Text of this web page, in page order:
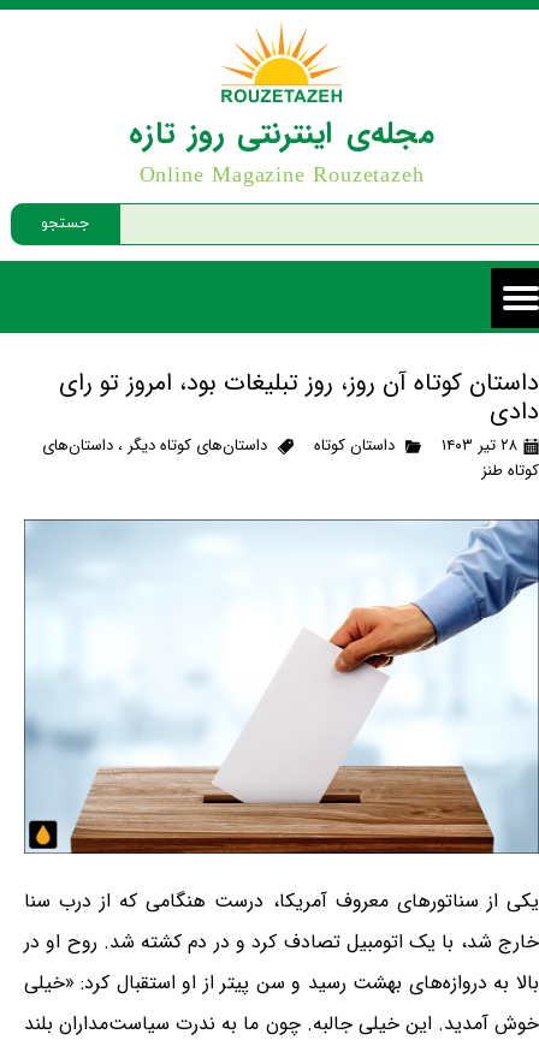
جستجو
مجله‌ی اینترنتی روز تازه
Online Magazine Rouzetazeh
داستان کوتاه آن روز، روز تبلیغات بود، امروز تو رای
دادی
۲۸ تیر ۱۴۰۳ داستان کوتاه داستان‌های کوتاه دیگر ، داستان‌های
کوتاه طنز
یکی از سناتورهای معروف آمریکا، درست هنگامی که از درب سنا
خارج شد، با یک اتومبیل تصادف کرد و در دم کشته شد. روح او در
بالا به دروازه‌های بهشت رسید و سن پیتر از او استقبال کرد: «خیلی
خوش آمدید. این خیلی جالبه. چون ما به ندرت سیاست‌مداران بلند